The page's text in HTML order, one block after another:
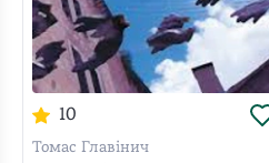
10
Томас Главінич